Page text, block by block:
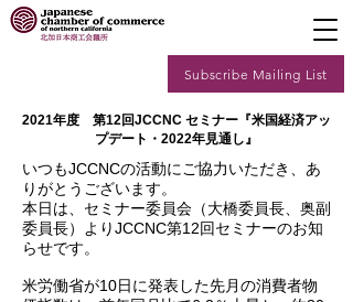
Subscribe Mailing List
2021年度 第12回JCCNC セミナー『米国経済アッ
プデート・2022年見通し』
いつもJCCNCの活動にご協力いただき、あ
りがとうございます。
本日は、セミナー委員会（大橋委員長、奥副
委員長）よりJCCNC第12回セミナーのお知
らせです。
米労働省が10日に発表した先月の消費者物